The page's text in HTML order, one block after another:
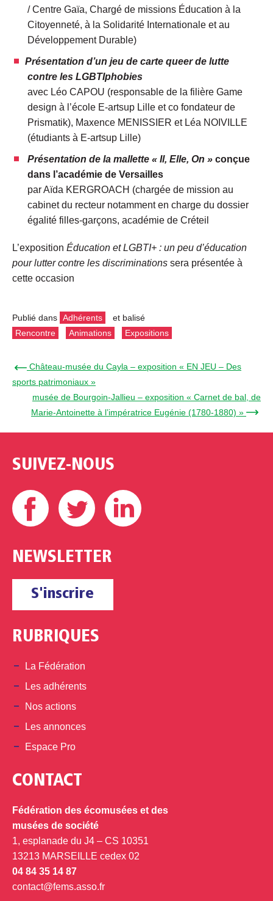
/ Centre Gaïa, Chargé de missions Éducation à la
Citoyenneté, à la Solidarité Internationale et au
Développement Durable)
Présentation d’un jeu de carte queer de lutte
contre les LGBTIphobies
avec Léo CAPOU (responsable de la filière Game
design à l’école E-artsup Lille et co fondateur de
Prismatik), Maxence MENISSIER et Léa NOIVILLE
(étudiants à E-artsup Lille)
Présentation de la mallette « Il, Elle, On » conçue
dans l’académie de Versailles
par Aïda KERGROACH (chargée de mission au
cabinet du recteur notamment en charge du dossier
égalité filles-garçons, académie de Créteil
L’exposition Éducation et LGBTI+ : un peu d’éducation
pour lutter contre les discriminations sera présentée à
cette occasion
Publié dans Adhérents
et balisé
Rencontre
Animations Expositions
← Château-musée du Cayla – exposition « EN JEU – Des
sports patrimoniaux »
musée de Bourgoin-Jallieu – exposition « Carnet de bal, de
Marie-Antoinette à l’impératrice Eugénie (1780-1880) » →
SUIVEZ-NOUS
Facebook Twitter
NEWSLETTER
S'inscrire
RUBRIQUES
La Fédération
Les adhérents
Nos actions
Les annonces
Espace Pro
CONTACT
Fédération des écomusées et des
musées de société
1, esplanade du J4 – CS 10351
13213 MARSEILLE cedex 02
04 84 35 14 87
contact@fems.asso.fr